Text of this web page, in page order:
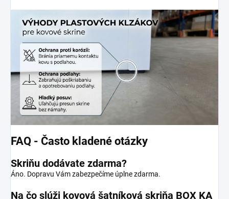
FAQ - Často kladené otázky
Skriňu dodávate zdarma?
Áno. Dopravu Vám zabezpečíme úplne zdarma.
Na čo slúži kovová šatníková skriňa BOX KA